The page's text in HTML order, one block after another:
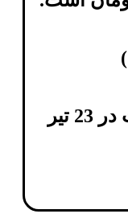
)
آخرین بروزرسانی قیمت در 23 تیر